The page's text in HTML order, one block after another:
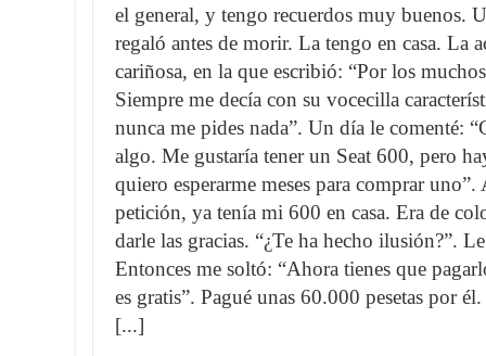
el general, y tengo recuerdos muy buenos.
regaló antes de morir. La tengo en casa. La
cariñosa, en la que escribió: “Por los
Siempre me decía con su vocecilla
nunca me pides nada”. Un día le comenté:
algo. Me gustaría tener un Seat 600, pero
quiero esperarme meses para comprar
petición, ya tenía mi 600 en casa. Era de
darle las gracias. “¿Te ha hecho ilusión?”.
Entonces me soltó: “Ahora tienes que
es gratis”. Pagué unas 60.000 pesetas por él.
[...]